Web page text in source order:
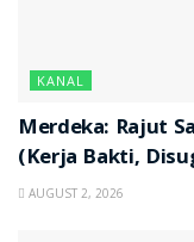
KANAL
Merdeka: Rajut
(Kerja Bakti,
AUGUST 2, 2026